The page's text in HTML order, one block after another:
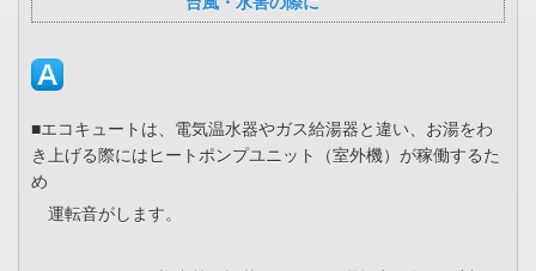
■エコキュートは、電気温水器やガス給湯器と違い、お湯をわ
き上げる際にはヒートポンプユニット（室外機）が稼働するた
め
運転音がします。